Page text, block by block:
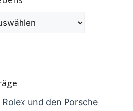
und den Porsche